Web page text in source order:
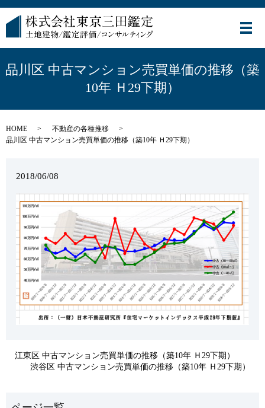
メ
品川区 中古マンション売買単価の推移（築
10年 Ｈ29下期）
HOME
不動産の各種推移
品川区 中古マンション売買単価の推移（築10年 Ｈ29下期）
2018/06/08
江東区 中古マンション売買単価の推移（築10年 Ｈ29下期）
渋谷区 中古マンション売買単価の推移（築10年 Ｈ29下期）